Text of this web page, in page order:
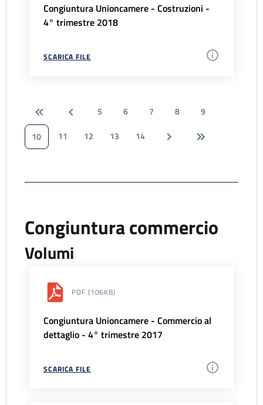
Congiuntura Unioncamere - Costruzioni -
4° trimestre 2018
SCARICA FILE
5 6 7 8
9
10
11 12 13 14
Congiuntura commercio
Volumi
PDF (106KB)
Congiuntura Unioncamere - Commercio al
dettaglio - 4° trimestre 2017
SCARICA FILE